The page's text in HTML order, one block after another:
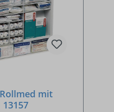
mit